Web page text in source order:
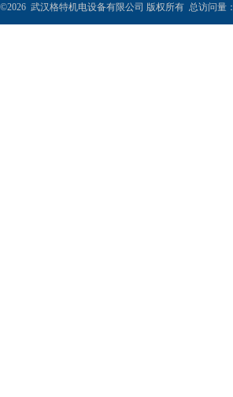
©2026 武汉格特机电设备有限公司 版权所有 总访问量：